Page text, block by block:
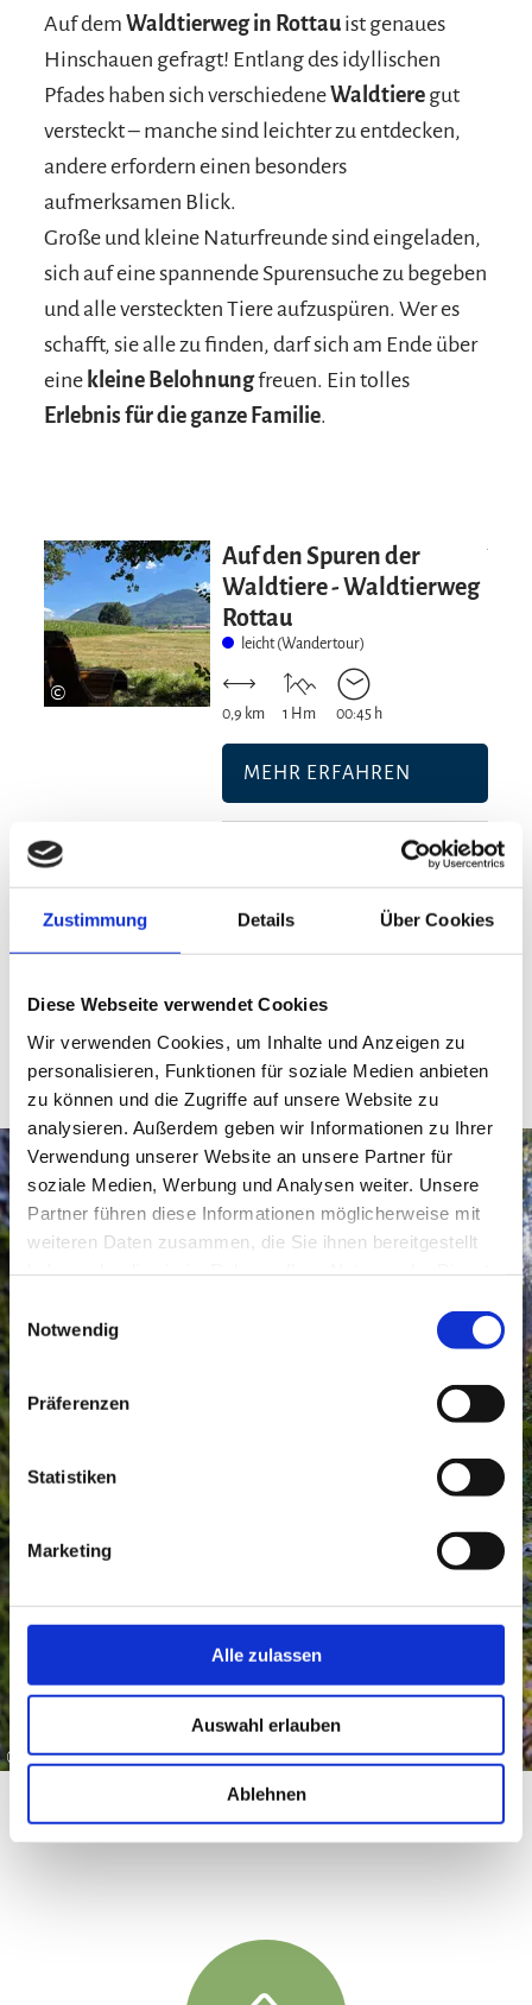
Zustimmung Details Über Cookies
Diese Webseite verwendet Cookies
Wir verwenden Cookies, um Inhalte und Anzeigen zu
personalisieren, Funktionen für soziale Medien anbieten
zu können und die Zugriffe auf unsere Website zu
analysieren. Außerdem geben wir Informationen zu Ihrer
Verwendung unserer Website an unsere Partner für
soziale Medien, Werbung und Analysen weiter. Unsere
Partner führen diese Informationen möglicherweise mit
weiteren Daten zusammen, die Sie ihnen bereitgestellt
Notwendig
Präferenzen
Statistiken
Marketing
Alle zulassen
Auswahl erlauben
Ablehnen
Auf demWaldtierweg in Rottau ist genaues
Hinschauen gefragt! Entlang des idyllischen
Pfades haben sich verschiedeneWaldtiere gut
versteckt – manche sind leichter zu entdecken,
andere erfordern einen besonders
aufmerksamen Blick.
Große und kleine Naturfreunde sind eingeladen,
sich auf eine spannende Spurensuche zu begeben
und alle versteckten Tiere aufzuspüren. Wer es
schafft, sie alle zu finden, darf sich am Ende über
eine kleine Belohnungfreuen. Ein tolles
Erlebnis für die ganze Familie.
©
Auf den Spuren der
Waldtiere - Waldtierweg
Rottau
leicht (Wandertour)
0,9 km 1 Hm 00:45 h
MEHR ERFAHREN
Waldtierweg Rottau (PNG, 255 KB)
©